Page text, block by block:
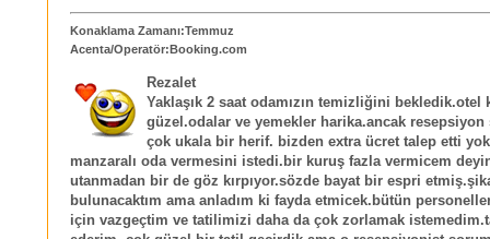
Konaklama Zamanı:Temmuz
Acenta/Operatör:Booking.com
Rezalet
Yaklaşık 2 saat odamızın temizliğini bekledik.otel
güzel.odalar ve yemekler harika.ancak
çok ukala bir herif. bizden extra ücret talep etti
manzaralı oda vermesini istedi.bir kuruş fazla vermicem
utanmadan bir de göz kırpıyor.sözde bayat bir espri
bulunacaktım ama anladım ki fayda etmicek.bütün
için vazgeçtim ve tatilimizi daha da çok zorlamak